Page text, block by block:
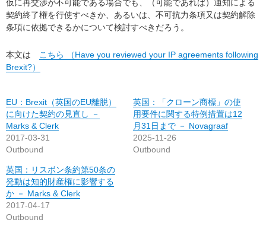
仮に再交渉が不可能である場合でも、（可能であれば）通知による
契約終了権を行使すべきか、あるいは、不可抗力条項又は契約解除
条項に依拠できるかについて検討すべきだろう。
本文は
こちら （Have you reviewed your IP agreements following
Brexit?）
EU：Brexit（英国のEU離脱）
に向けた契約の見直し －
Marks & Clerk
2017-03-31
Outbound
英国：「クローン商標」の使
用要件に関する特例措置は12
月31日まで － Novagraaf
2025-11-26
Outbound
英国：リスボン条約第50条の
発動は知的財産権に影響する
か － Marks & Clerk
2017-04-17
Outbound